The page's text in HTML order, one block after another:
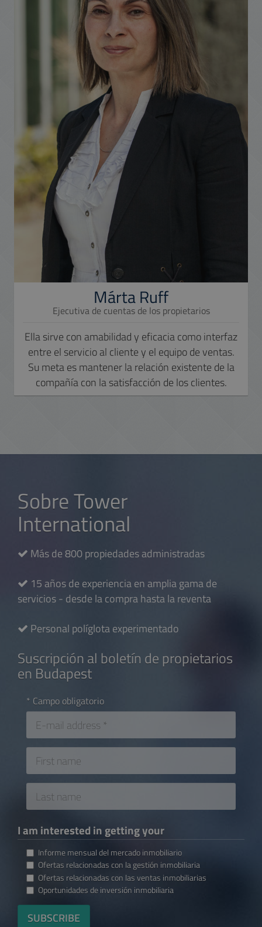
Márta Ruff
Ejecutiva de cuentas de los propietarios
Ella sirve con amabilidad y eficacia como interfaz
entre el servicio al cliente y el equipo de ventas.
Su meta es mantener la relación existente de la
compañía con la satisfacción de los clientes.
Sobre Tower
International
Más de 800 propiedades administradas
15 años de experiencia en amplia gama de
servicios - desde la compra hasta la reventa
Personal políglota experimentado
Suscripción al boletín de propietarios
en Budapest
* Campo obligatorio
mail
address
(required
field)
name
(required
field)
Last
name
I am interested in getting your
Informe mensual del mercado inmobiliario
Ofertas relacionadas con la gestión inmobiliaria
Ofertas relacionadas con las ventas inmobiliarias
Oportunidades de inversión inmobiliaria
SUBSCRIBE